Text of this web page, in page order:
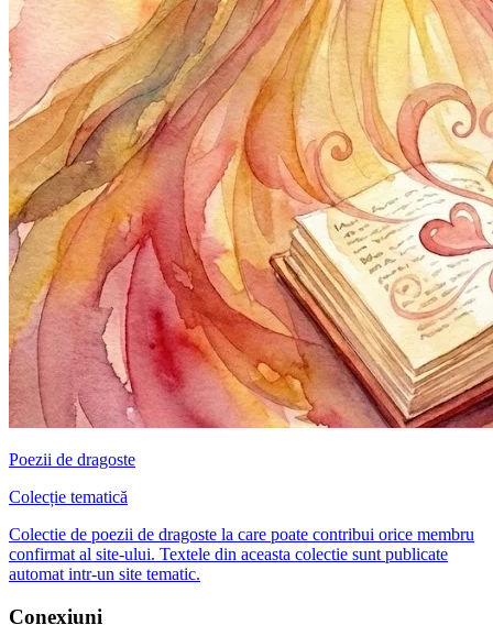
Poezii de dragoste
Colecție tematică
Colectie de poezii de dragoste la care poate contribui orice membru
confirmat al site-ului. Textele din aceasta colectie sunt publicate
automat intr-un site tematic.
Conexiuni